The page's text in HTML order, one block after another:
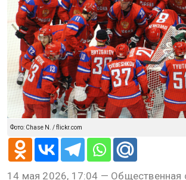
Фото: Chase N. / flickr.com
14 мая 2026, 17:04 — Общественная